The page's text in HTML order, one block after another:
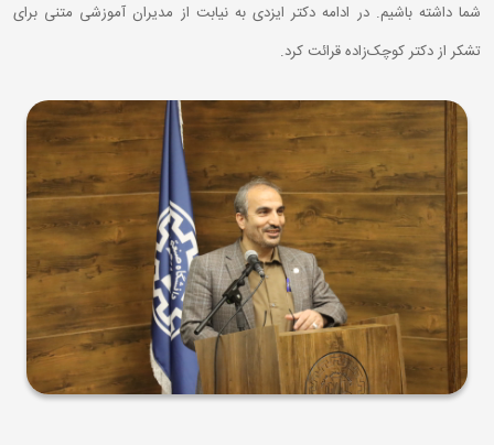
شما داشته باشیم. در ادامه دکتر ایزدی به نیابت از مدیران آموزشی متنی برای
تشکر از دکتر کوچک‌زاده قرائت کرد.